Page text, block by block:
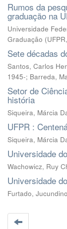
Rumos da
graduação na
Universidade
Graduação (UFPR,
Sete décadas
Santos, Carlos
1945-; Barreda,
Setor de
história
Siqueira, Márcia
UFPR :
Siqueira, Márcia
Universidade
Wachowicz, Ruy
Universidade
Furtado,